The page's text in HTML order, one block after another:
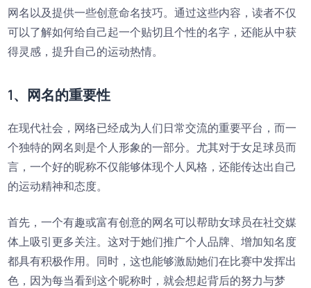
网名以及提供一些创意命名技巧。通过这些内容，读者不仅
可以了解如何给自己起一个贴切且个性的名字，还能从中获
得灵感，提升自己的运动热情。
1、网名的重要性
在现代社会，网络已经成为人们日常交流的重要平台，而一
个独特的网名则是个人形象的一部分。尤其对于女足球员而
言，一个好的昵称不仅能够体现个人风格，还能传达出自己
的运动精神和态度。
首先，一个有趣或富有创意的网名可以帮助女球员在社交媒
体上吸引更多关注。这对于她们推广个人品牌、增加知名度
都具有积极作用。同时，这也能够激励她们在比赛中发挥出
色，因为每当看到这个昵称时，就会想起背后的努力与梦